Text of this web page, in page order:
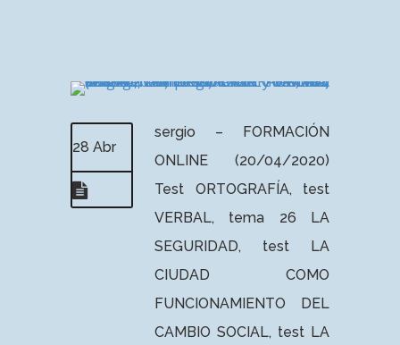
28 Abr
sergio – FORMACIÓN
ONLINE (20/04/2020)
Test ORTOGRAFÍA, test
VERBAL, tema 26 LA
SEGURIDAD, test LA
CIUDAD COMO
FUNCIONAMIENTO DEL
CAMBIO SOCIAL, test LA